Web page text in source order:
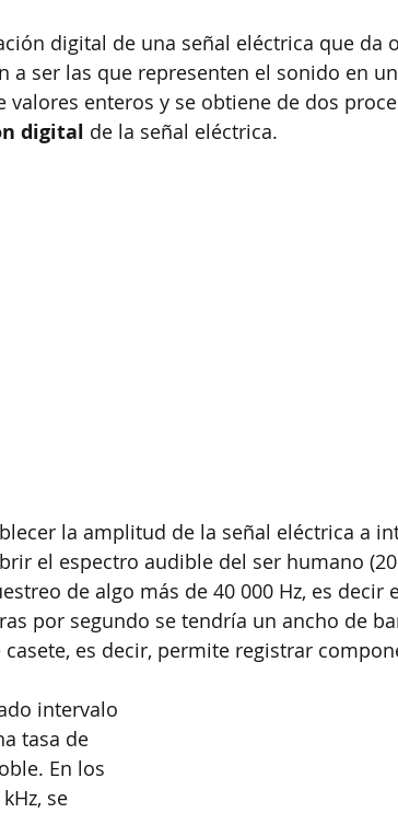
digital de una señal eléctrica que da
a ser las que representen el sonido en
valores enteros y se obtiene de dos
digital de la señal eléctrica.
la amplitud de la señal eléctrica a
el espectro audible del ser humano (20
de algo más de 40 000 Hz, es decir
por segundo se tendría un ancho de
es decir, permite registrar
intervalo
tasa de
En los
se